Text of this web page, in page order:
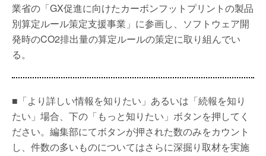
業省の「GX促進に向けたカーボンフットプリントの製品
別算定ルール策定支援事業」に参画し、ソフトウェア開
発時のCO2排出量の算定ルールの策定に取り組んでい
る。
■「より詳しい情報を知りたい」あるいは「続報を知り
たい」場合、下の「もっと知りたい」ボタンを押してく
ださい。編集部にてボタンが押された数のみをカウント
し、件数の多いものについてはさらに深掘り取材を実施